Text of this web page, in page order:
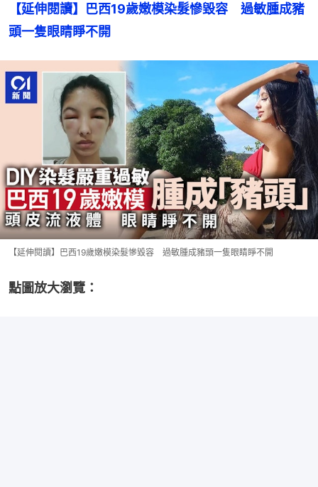
【延伸閱讀】巴西19歲嫩模染髮慘毀容　過敏腫成豬
頭一隻眼睛睜不開
【延伸閱讀】巴西19歲嫩模染髮慘毀容 過敏腫成豬頭一隻眼睛睜不開
點圖放大瀏覽：